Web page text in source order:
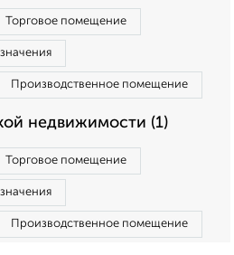
Торговое помещение
Производственное помещение
недвижимости (1)
Торговое помещение
Производственное помещение